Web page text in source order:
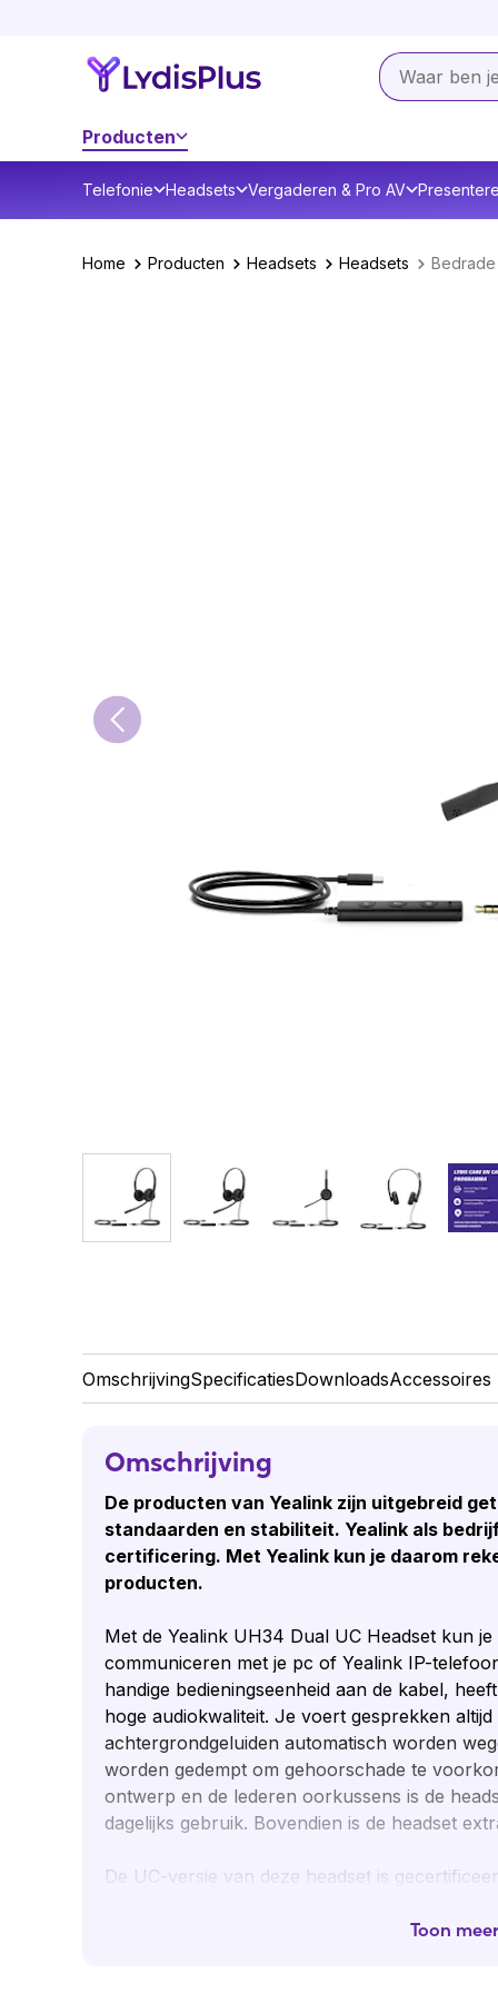
Producten
Telefonie Headsets Vergaderen & Pro AV
Home Producten Headsets Headsets Bedrade
OmschrijvingSpecificatiesDownloadsAccessoires
Omschrijving
De producten van Yealink zijn uitgebreid
standaarden en stabiliteit. Yealink als
certificering. Met Yealink kun je daarom
producten.
Met de Yealink UH34 Dual UC Headset kun
communiceren met je pc of Yealink IP-
handige bedieningseenheid aan de kabel,
hoge audiokwaliteit. Je voert gesprekken
achtergrondgeluiden automatisch worden
worden gedempt om gehoorschade te
ontwerp en de lederen oorkussens is de
dagelijks gebruik. Bovendien is de headset
De UC-versie van deze headset is
bedieningseenheid kun je eenvoudigToon meer